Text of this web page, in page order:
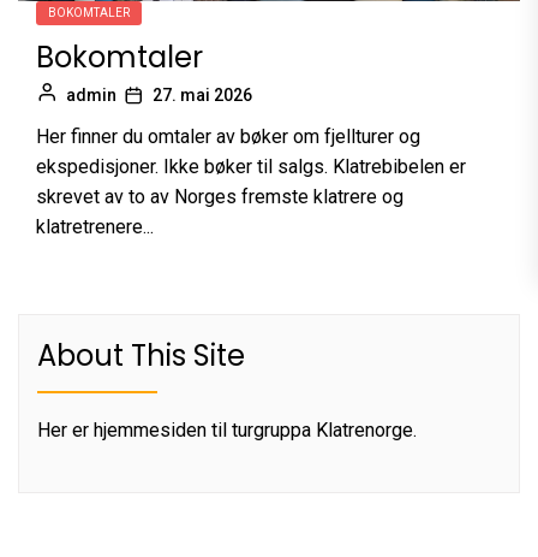
BOKOMTALER
Bokomtaler
admin 27. mai 2026
Her finner du omtaler av bøker om fjellturer og
ekspedisjoner. Ikke bøker til salgs. Klatrebibelen er
skrevet av to av Norges fremste klatrere og
klatretrenere...
About This Site
Her er hjemmesiden til turgruppa Klatrenorge.